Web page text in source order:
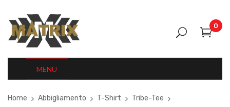
0
MENU
Home Abbigliamento T-Shirt
Tribe-Tee